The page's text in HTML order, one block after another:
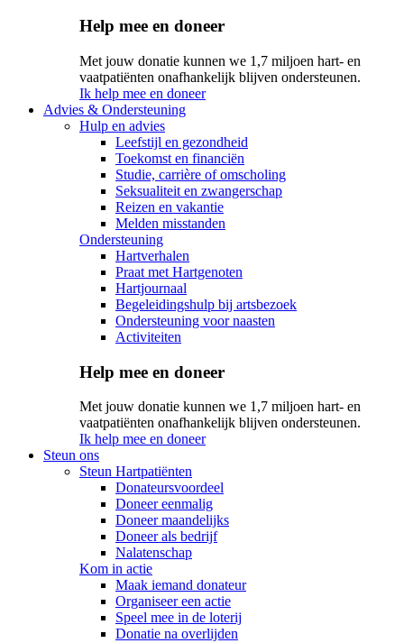
Help mee en doneer
Met jouw donatie kunnen we 1,7 miljoen hart- en
vaatpatiënten onafhankelijk blijven ondersteunen.
Ik help mee en doneer
Advies & Ondersteuning
Hulp en advies
Leefstijl en gezondheid
Toekomst en financiën
Studie, carrière of omscholing
Seksualiteit en zwangerschap
Reizen en vakantie
Melden misstanden
Ondersteuning
Hartverhalen
Praat met Hartgenoten
Hartjournaal
Begeleidingshulp bij artsbezoek
Ondersteuning voor naasten
Activiteiten
Help mee en doneer
Met jouw donatie kunnen we 1,7 miljoen hart- en
vaatpatiënten onafhankelijk blijven ondersteunen.
Ik help mee en doneer
Steun ons
Steun Hartpatiënten
Donateursvoordeel
Doneer eenmalig
Doneer maandelijks
Doneer als bedrijf
Nalatenschap
Kom in actie
Maak iemand donateur
Organiseer een actie
Speel mee in de loterij
Donatie na overlijden